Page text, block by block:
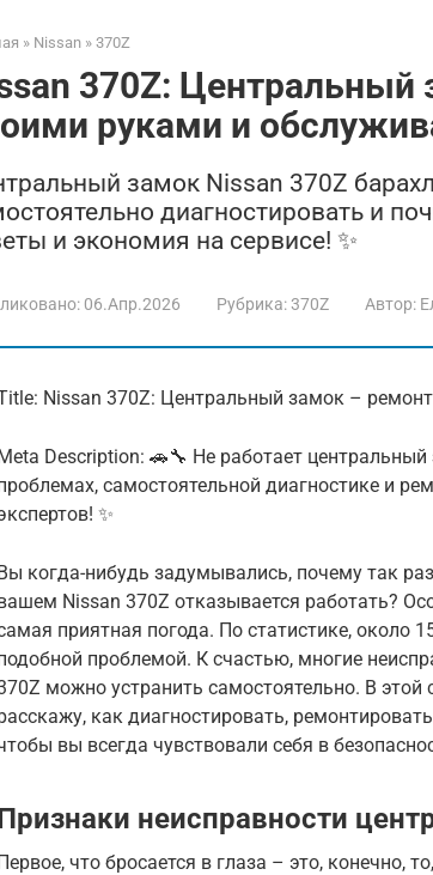
» Nissan » 370Z
370Z: Центральный
руками и
замок Nissan 370Z
диагностировать и
и экономия на сервисе! ✨
06.Апр.2026 Рубрика:370Z Автор:
Nissan 370Z: Центральный замок –
Description: 🚗🔧 Не работает
самостоятельной диагностике и
✨
когда-нибудь задумывались, почему так
Nissan 370Z отказывается работать?
приятная погода. По статистике, около
проблемой. К счастью, многие
можно устранить самостоятельно. В
как диагностировать,
вы всегда чувствовали себя в
неисправности
что бросается в глаза – это, конечно,